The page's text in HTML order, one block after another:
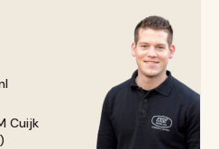
Cuijk